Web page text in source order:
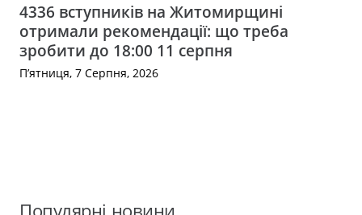
4336 вступників на Житомирщині
отримали рекомендації: що треба
зробити до 18:00 11 серпня
П’ятниця, 7 Серпня, 2026